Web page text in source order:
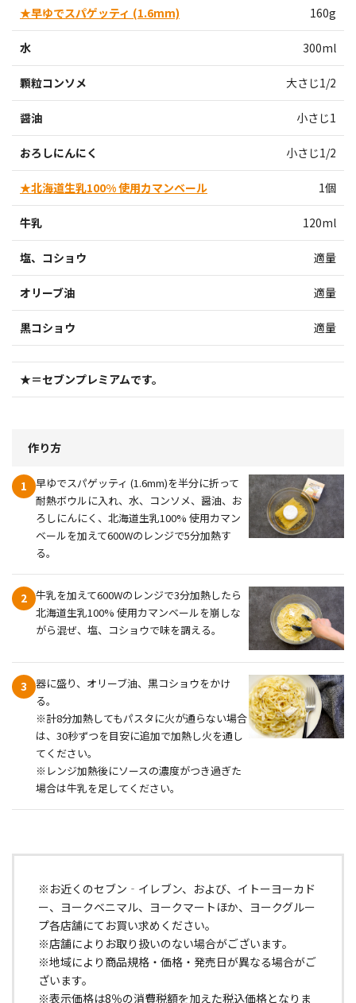
★早ゆでスパゲッティ (1.6mm) 160g
水 300ml
顆粒コンソメ 大さじ1/2
醤油 小さじ1
おろしにんにく 小さじ1/2
★北海道生乳100% 使用カマンベール 1個
牛乳 120ml
塩、コショウ 適量
オリーブ油 適量
黒コショウ 適量
★＝セブンプレミアムです。
作り方
1
早ゆでスパゲッティ (1.6mm)を半分に折って
耐熱ボウルに入れ、水、コンソメ、醤油、お
ろしにんにく、北海道生乳100% 使用カマン
ベールを加えて600Wのレンジで5分加熱す
る。
2 牛乳を加えて600Wのレンジで3分加熱したら
北海道生乳100% 使用カマンベールを崩しな
がら混ぜ、塩、コショウで味を調える。
3
器に盛り、オリーブ油、黒コショウをかけ
る。
※計8分加熱してもパスタに火が通らない場合
は、30秒ずつを目安に追加で加熱し火を通し
てください。
※レンジ加熱後にソースの濃度がつき過ぎた
場合は牛乳を足してください。
※お近くのセブン‐イレブン、および、イトーヨーカド
ー、ヨークベニマル、ヨークマートほか、ヨークグルー
プ各店舗にてお買い求めください。
※店舗によりお取り扱いのない場合がございます。
※地域により商品規格・価格・発売日が異なる場合がご
ざいます。
※表示価格は8％の消費税額を加えた税込価格となりま